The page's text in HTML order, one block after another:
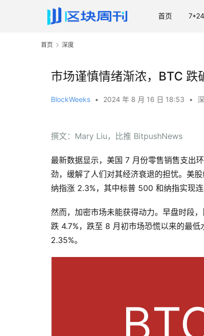
首页
首页 深度
市场谨慎情绪渐浓，BTC 跌
BlockWeeks • 2024 年 8 月 16 日 18:53 •
撰文：Mary Liu，比推 BitpushNews
最新数据显示，美国 7 月份零售销售支出
劲，缓解了人们对其经济衰退的担忧。美
纳指涨 2.3%，其中标普 500 和纳指实现连
然而，加密市场未能获得动力。早盘时段
跌 4.7%，跌至 8 月初市场恐慌以来的最
2.35%。